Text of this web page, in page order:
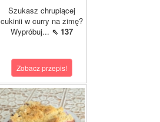
Szukasz chrupiącej
cukinii w curry na zimę?
Wypróbuj... ⇖ 137
Zobacz przepis!